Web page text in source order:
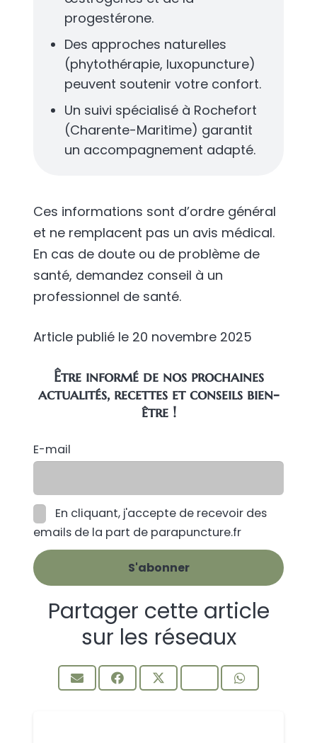
progestérone.
Des approches naturelles
(phytothérapie, luxopuncture)
peuvent soutenir votre confort.
Un suivi spécialisé à Rochefort
(Charente-Maritime) garantit
un accompagnement adapté.
Ces informations sont d’ordre général
et ne remplacent pas un avis médical.
En cas de doute ou de problème de
santé, demandez conseil à un
professionnel de santé.
Article publié le 20 novembre 2025
Être informé de nos prochaines
actualités, recettes et conseils bien-
être !
E-mail
En cliquant, j'accepte de recevoir des
emails de la part de parapuncture.fr
Partager cette article
sur les réseaux